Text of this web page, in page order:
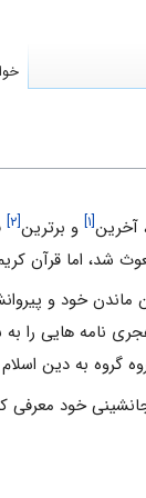
آخرین[۱] و برترین[۲]
شد، اما قرآن
ماندن خود و
نامه هایی را
گروه به دین
خود معرفی